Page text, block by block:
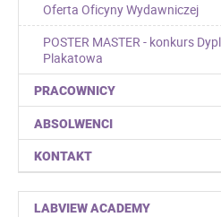
Oferta Oficyny Wydawniczej
POSTER MASTER - konkurs
Plakatowa
PRACOWNICY
ABSOLWENCI
KONTAKT
LABVIEW ACADEMY